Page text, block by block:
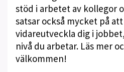
stöd i arbetet av kollegor
satsar också mycket på
vidareutveckla dig i
nivå du arbetar. Läs mer
välkommen!